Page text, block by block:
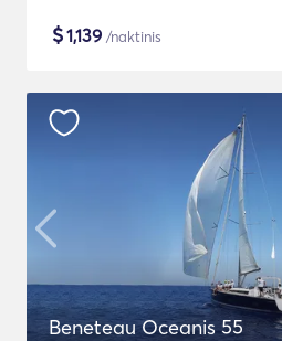
$1,139 /naktinis
Beneteau Oceanis 55